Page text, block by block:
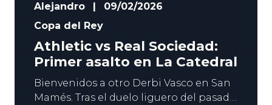
Alejandro
09/02/2026
Copa del Rey
Athletic vs Real Sociedad:
Primer asalto en La Catedral
Bienvenidos a otro Derbi Vasco en San
Mamés. Tras el duelo liguero del pasado